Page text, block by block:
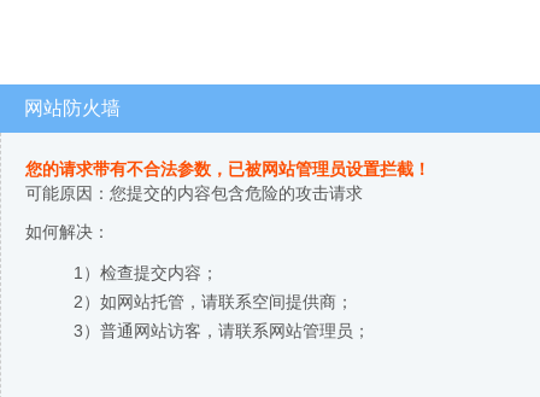
网站防火墙
您的请求带有不合法参数，已被网站管理员设置拦截！
可能原因：您提交的内容包含危险的攻击请求
如何解决：
1）检查提交内容；
2）如网站托管，请联系空间提供商；
3）普通网站访客，请联系网站管理员；